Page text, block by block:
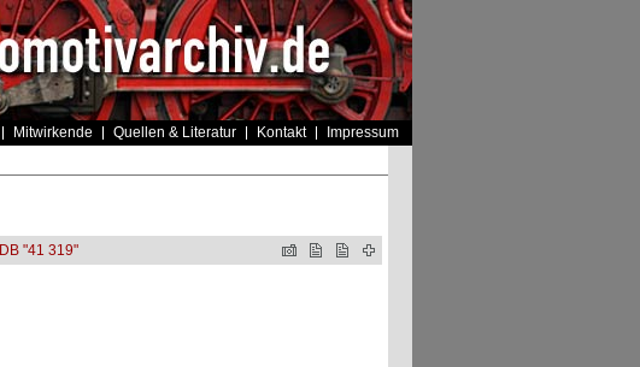
Mitwirkende Quellen & Literatur Kontakt Impressum
DB "41 319"